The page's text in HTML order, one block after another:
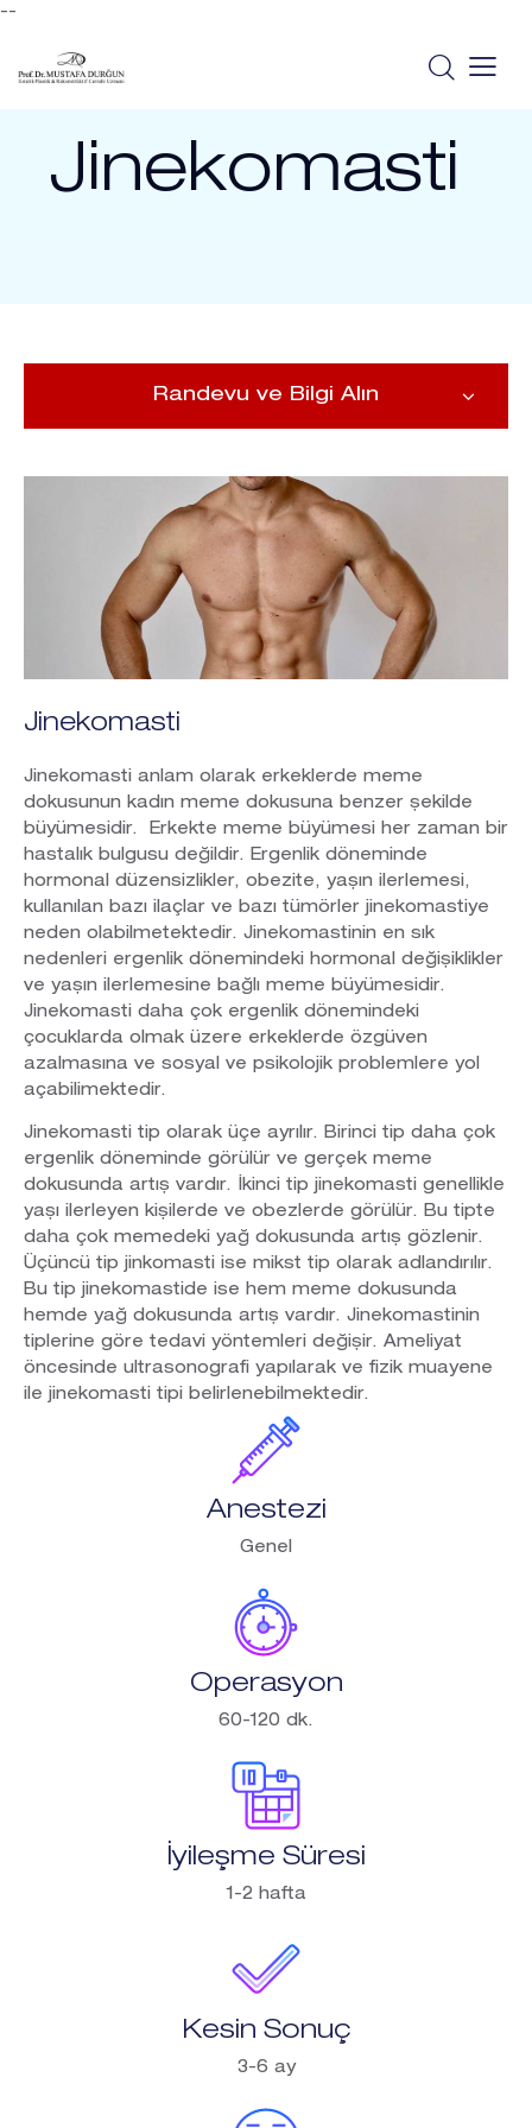
--
Jinekomasti
Jinekomasti
Jinekomasti anlam olarak erkeklerde meme
dokusunun kadın meme dokusuna benzer şekilde
büyümesidir. Erkekte meme büyümesi her zaman bir
hastalık bulgusu değildir. Ergenlik döneminde
hormonal düzensizlikler, obezite, yaşın ilerlemesi,
kullanılan bazı ilaçlar ve bazı tümörler jinekomastiye
neden olabilmetektedir. Jinekomastinin en sık
nedenleri ergenlik dönemindeki hormonal değişiklikler
ve yaşın ilerlemesine bağlı meme büyümesidir.
Jinekomasti daha çok ergenlik dönemindeki
çocuklarda olmak üzere erkeklerde özgüven
azalmasına ve sosyal ve psikolojik problemlere yol
açabilimektedir.
Jinekomasti tip olarak üçe ayrılır. Birinci tip daha çok
ergenlik döneminde görülür ve gerçek meme
dokusunda artış vardır. İkinci tip jinekomasti genellikle
yaşı ilerleyen kişilerde ve obezlerde görülür. Bu tipte
daha çok memedeki yağ dokusunda artış gözlenir.
Üçüncü tip jinkomasti ise mikst tip olarak adlandırılır.
Bu tip jinekomastide ise hem meme dokusunda
hemde yağ dokusunda artış vardır. Jinekomastinin
tiplerine göre tedavi yöntemleri değişir. Ameliyat
öncesinde ultrasonografi yapılarak ve fizik muayene
ile jinekomasti tipi belirlenebilmektedir.
Anestezi
Genel
Operasyon
60-120 dk.
İyileşme Süresi
1-2 hafta
Kesin Sonuç
3-6 ay
Randevu ve Bilgi Alın